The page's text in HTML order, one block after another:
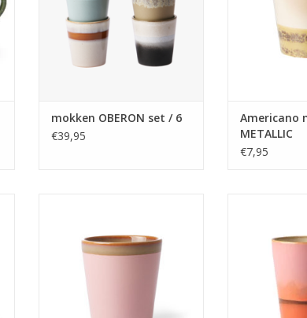
mokken OBERON set / 6
€39,95
Americano
METALLIC
€7,95
TOEVOEGEN AAN WINKELWAGEN
TOEVOEGEN